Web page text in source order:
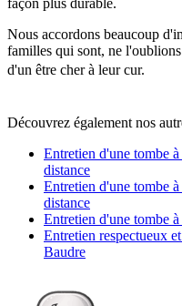
Nous accordons beaucoup
familles qui sont, ne l'oublions
d'un être cher à leur cur.
Découvrez également nos
Entretien d'une tombe
distance
Entretien d'une tombe
distance
Entretien d'une tombe
Entretien respectueux
Baudre